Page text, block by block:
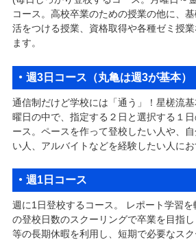
コース。高校卒業のための授業の他に、
活をつける授業、資格取得や各種ゼミ授
ます。
週3日コース（丸亀は週3が基本）
通信制だけど学校には「通う」！星槎流
曜日の中で、指定する２日と選択する１
ース。ペースを作って登校したい人や、
い人、アルバイトなどを経験したい人にお
週1日コース
週に1日登校するコース。 レポート学習
の登校日数のスクーリングで卒業を目指
等の長期休暇を利用し、短期で必要なス